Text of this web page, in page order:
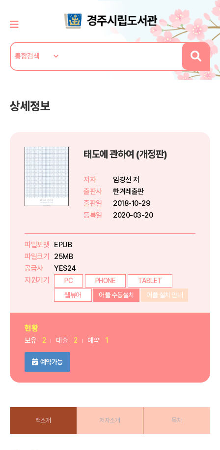
상세정보
태도에 관하여 (개정판)
저자
임경선 저
출판사
한겨레출판
출판일
2018-10-29
등록일
2020-03-20
파일포맷
EPUB
파일크기
25MB
공급사
YES24
지원기기
PC PHONE
TABLET
웹뷰어
어플 수동설치 어플 설치 안내
현황
보유 2 대출 2 예약 1
예약가능
책소개 저자소개 목차